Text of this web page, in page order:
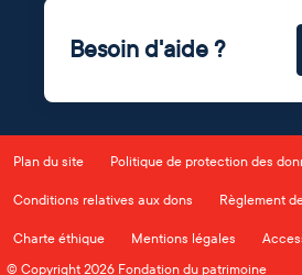
Besoin d'aide ?
Plan du site Politique de protection des
Conditions relatives aux dons Règlement
Charte éthique Mentions légales
© Copyright 2026 Fondation du patrimoine